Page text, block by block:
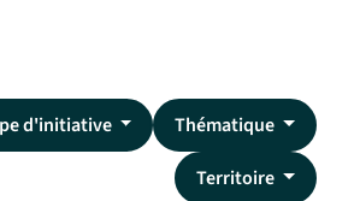
d'initiative
Thématique
Territoire